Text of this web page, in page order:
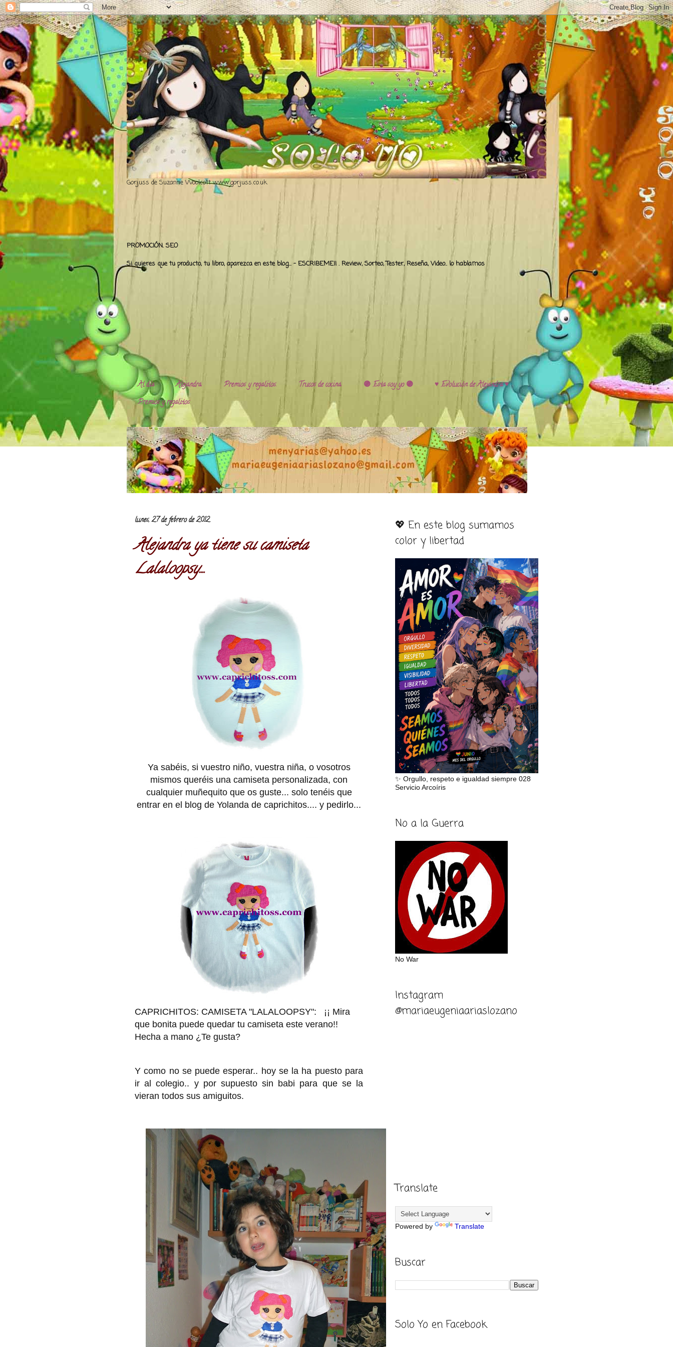
Gorjuss de Suzanne Woolcott www.gorjuss.co.uk
PROMOCIÓN. SEO
Si quieres que tu producto, tu libro, aparezca en este blog... - ESCRIBEME!! . Review, Sorteo, Tester, Reseña, Video.. lo hablamos
Al día Alejandra. Premios y regalitos. Trucos de cocina. 🟣 Esta soy yo 🟣
♥️ Evolución de Alejandra ♥️
Premios y regalitos.
lunes, 27 de febrero de 2012
Alejandra ya tiene su camiseta
Lalaloopsy....
Ya sabéis, si vuestro niño, vuestra niña, o vosotros
mismos queréis una camiseta personalizada, con
cualquier muñequito que os guste... solo tenéis que
entrar en el blog de Yolanda de caprichitos.... y pedirlo...
CAPRICHITOS: CAMISETA "LALALOOPSY": ¡¡ Mira
que bonita puede quedar tu camiseta este verano!!
Hecha a mano ¿Te gusta?
Y como no se puede esperar.. hoy se la ha puesto para
ir al colegio.. y por supuesto sin babi para que se la
vieran todos sus amiguitos.
💖 En este blog sumamos
color y libertad
✨ Orgullo, respeto e igualdad siempre 028
Servicio Arcoíris
No a la Guerra
No War
Instagram
@mariaeugeniaariaslozano
Translate
Powered by Translate
Buscar
Solo Yo en Facebook